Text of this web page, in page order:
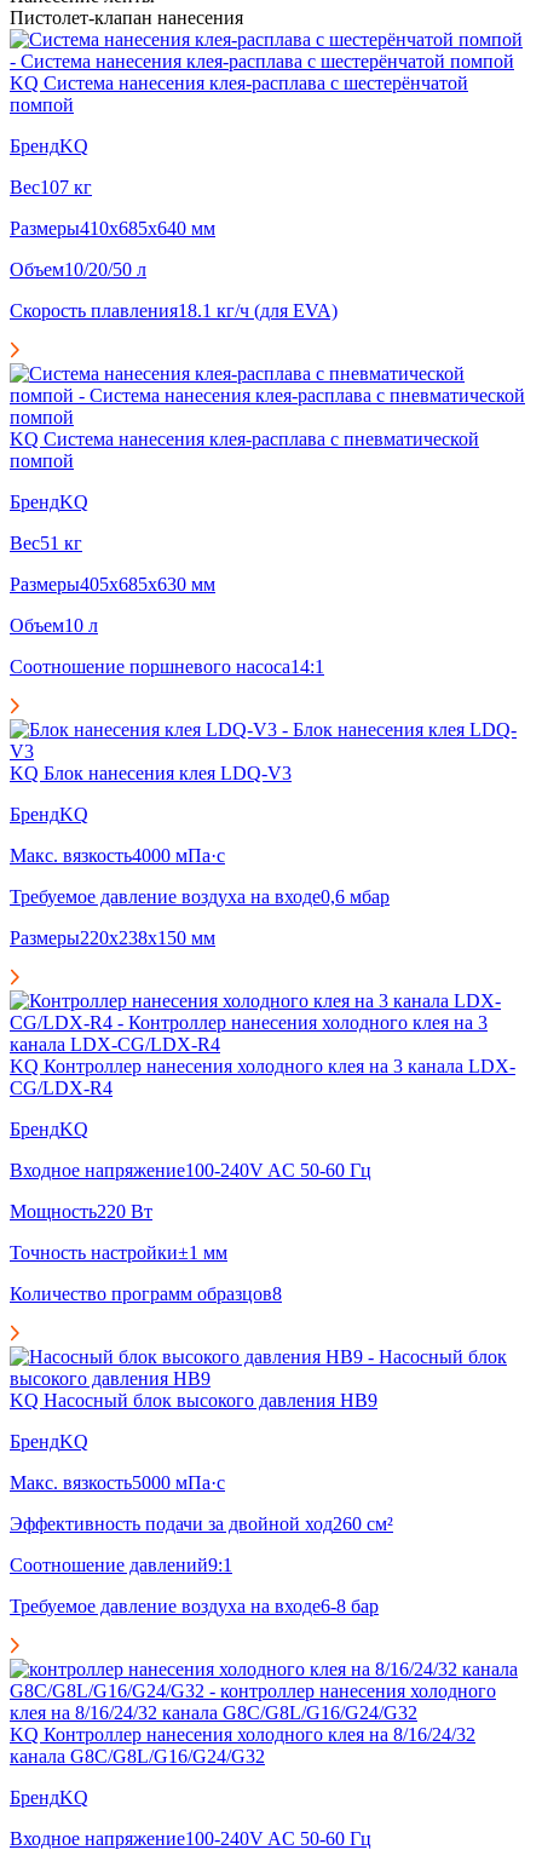
Пистолет-клапан нанесения
KQ Система нанесения клея-расплава с шестерёнчатой
помпой
БрендKQ
Вес107 кг
Размеры410x685x640 мм
Объем10/20/50 л
Скорость плавления18.1 кг/ч (для EVA)
KQ Система нанесения клея-расплава с пневматической
помпой
БрендKQ
Вес51 кг
Размеры405x685x630 мм
Объем10 л
Соотношение поршневого насоса14:1
KQ Блок нанесения клея LDQ-V3
БрендKQ
Макс. вязкость4000 мПа·с
Требуемое давление воздуха на входе0,6 мбар
Размеры220x238x150 мм
KQ Контроллер нанесения холодного клея на 3 канала LDX-
CG/LDX-R4
БрендKQ
Входное напряжение100-240V AC 50-60 Гц
Мощность220 Вт
Точность настройки±1 мм
Количество программ образцов8
KQ Насосный блок высокого давления HB9
БрендKQ
Макс. вязкость5000 мПа·с
Эффективность подачи за двойной ход260 см²
Соотношение давлений9:1
Требуемое давление воздуха на входе6-8 бар
KQ Контроллер нанесения холодного клея на 8/16/24/32
канала G8C/G8L/G16/G24/G32
БрендKQ
Входное напряжение100-240V AC 50-60 Гц